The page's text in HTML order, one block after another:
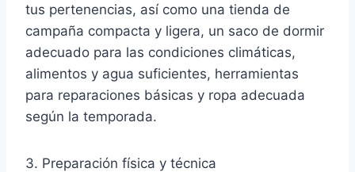
tus pertenencias, así como una tienda de
campaña compacta y ligera, un saco de dormir
adecuado para las condiciones climáticas,
alimentos y agua suficientes, herramientas
para reparaciones básicas y ropa adecuada
según la temporada.
3. Preparación física y técnica